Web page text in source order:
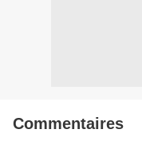
Commentaires